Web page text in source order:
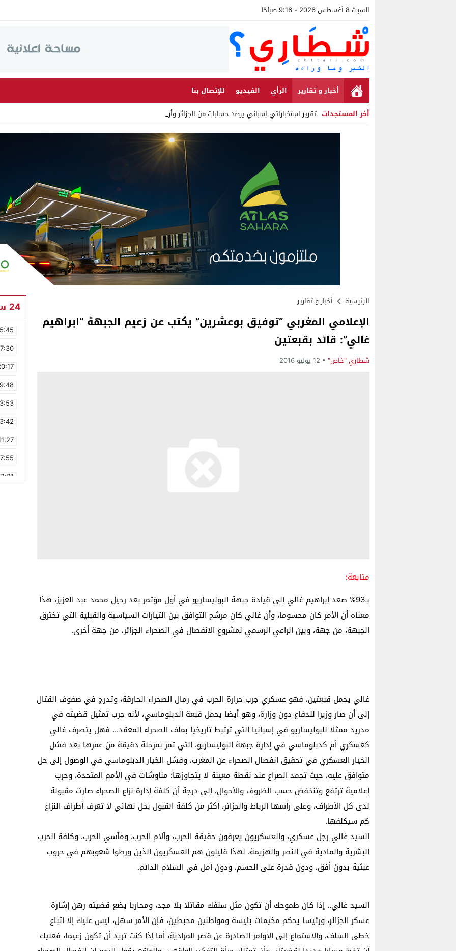
السبت 8 أغسطس 2026 - 9:16 صباحًا
أخبار و تقارير الرأي الفيديو
للإتصال بنا
أخر المستجدات تقرير استخباراتي إسباني يرصد حسابات من الجزائر وأرقاما بـ”213 _
Stop
الرئيسية أخبار و تقارير
الإعلامي المغربي “توفيق بوعشرين” يكتب عن زعيم الجبهة “ابراهيم
غالي”: قائد بقبعتين
شطاري "خاص" 12 يوليو 2016
متابعة:
بـ93% صعد إبراهيم غالي إلى قيادة جبهة البوليساريو في أول مؤتمر بعد رحيل محمد عبد العزيز، هذا
معناه أن الأمر كان محسوما، وأن غالي كان مرشح التوافق بين التيارات السياسية والقبلية التي تخترق
الجبهة، من جهة، وبين الراعي الرسمي لمشروع الانفصال في الصحراء الجزائر، من جهة أخرى.
غالي يحمل قبعتين، فهو عسكري جرب حرارة الحرب في رمال الصحراء الحارقة، وتدرج في صفوف القتال
إلى أن صار وزيرا للدفاع دون وزارة، وهو أيضا يحمل قبعة الدبلوماسي، لأنه جرب تمثيل قضيته في
مدريد ممثلا للبوليساريو في إسبانيا التي ترتبط تاريخيا بملف الصحراء المعقد… فهل يتصرف غالي
كعسكري أم كدبلوماسي في إدارة جبهة البوليساريو، التي تمر بمرحلة دقيقة من عمرها بعد فشل
الخيار العسكري في تحقيق انفصال الصحراء عن المغرب، وفشل الخيار الدبلوماسي في الوصول إلى حل
متوافق عليه، حيث تجمد الصراع عند نقطة معينة لا يتجاوزها؛ مناوشات في الأمم المتحدة، وحرب
إعلامية ترتفع وتنخفض حسب الظروف والأحوال، إلى درجة أن كلفة إدارة نزاع الصحراء صارت مقبولة
لدى كل الأطراف، وعلى رأسها الرباط والجزائر، أكثر من كلفة القبول بحل نهائي لا تعرف أطراف النزاع
كم سيكلفها.
السيد غالي رجل عسكري، والعسكريون يعرفون حقيقة الحرب، وآلام الحرب، ومآسي الحرب، وكلفة الحرب
البشرية والمادية في النصر والهزيمة، لهذا قليلون هم العسكريون الذين ورطوا شعوبهم في حروب
عبثية بدون أفق، ودون قدرة على الحسم، ودون أمل في السلام الدائم.
السيد غالي.. إذا كان طموحك أن تكون مثل سلفك مقاتلا بلا مجد، ومحاربا يضع قضيته رهن إشارة
عسكر الجزائر، ورئيسا يحكم مخيمات بئيسة ومواطنين محبطين، فإن الأمر سهل، ليس عليك إلا اتباع
خطى السلف، والاستماع إلى الأوامر الصادرة عن قصر المرادية، أما إذا كنت تريد أن تكون زعيما، فعليك
24 ساعة